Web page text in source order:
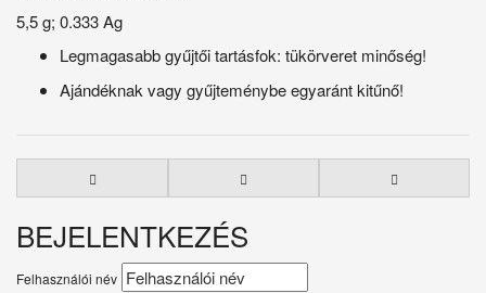
5,5 g; 0.333 Ag
Legmagasabb gyűjtői tartásfok: tükörveret minőség!
Ajándéknak vagy gyűjteménybe egyaránt kitűnő!
BEJELENTKEZÉS
Felhasználói név